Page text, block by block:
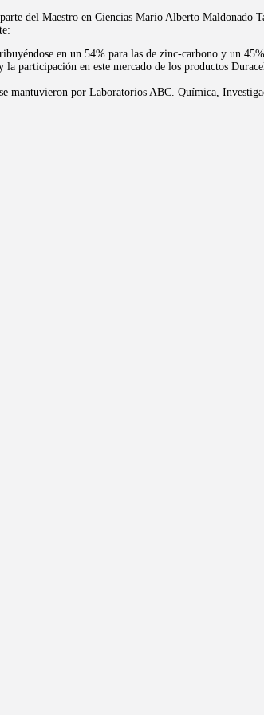
del Maestro en Ciencias Mario Alberto
en un 54% para las de zinc-carbono y un
participación en este mercado de los productos
mantuvieron por Laboratorios ABC. Química,